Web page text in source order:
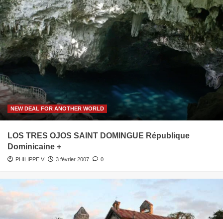
NEW DEAL FOR ANOTHER WORLD
LOS TRES OJOS SAINT DOMINGUE République
Dominicaine +
PHILIPPE V 3 février 2007 0